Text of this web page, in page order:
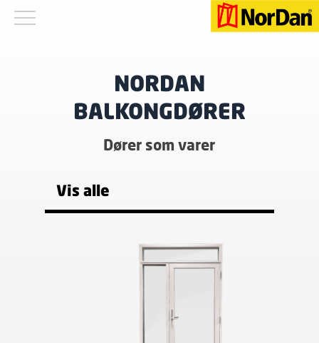
NORDAN
BALKONGDØRER
Dører som varer
Vis alle